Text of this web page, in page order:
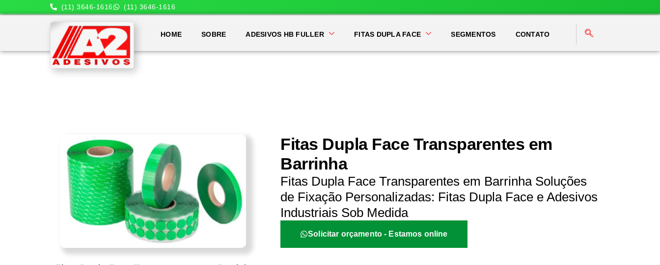
(11) 3646-1616 (11) 3646-1616
HOME SOBRE ADESIVOS HB FULLER FITAS DUPLA FACE SEGMENTOS CONTATO
Fitas Dupla Face Transparentes em
Barrinha
Fitas Dupla Face Transparentes em Barrinha Soluções
de Fixação Personalizadas: Fitas Dupla Face e Adesivos
Industriais Sob Medida
Solicitar orçamento - Estamos online